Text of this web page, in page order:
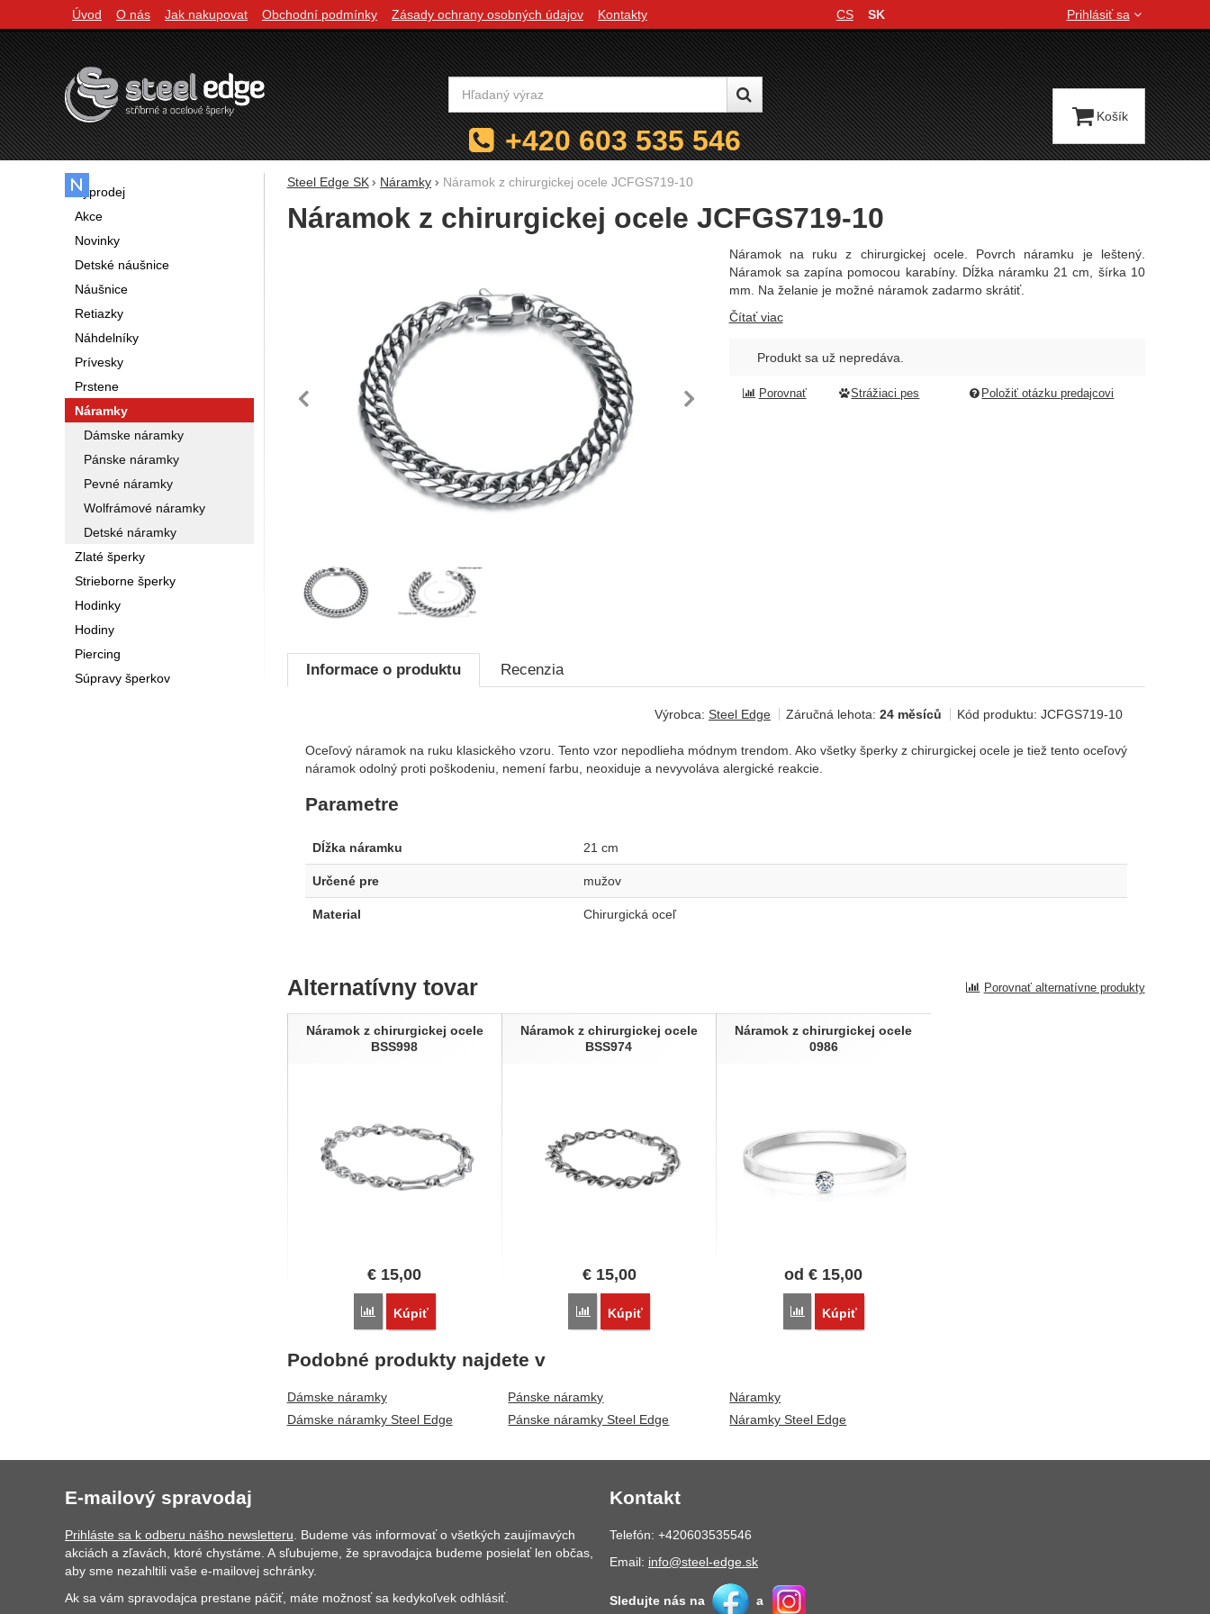
Steel Edge SK Náramky Náramok z chirurgickej ocele JCFGS719-10
Náramok z chirurgickej ocele JCFGS719-10
predchádzajúca nasledujúci
Fotografie
Náramok na ruku z chirurgickej ocele. Povrch náramku je leštený.
Náramok sa zapína pomocou karabíny. Dĺžka náramku 21 cm, šírka 10
mm. Na želanie je možné náramok zadarmo skrátiť.
Čítať viac
Produkt sa už nepredáva.
Porovnať Strážiaci pes Položiť otázku predajcovi
Informace o produktu Recenzia
Výrobca: Steel Edge Záručná lehota: 24 měsíců Kód produktu: JCFGS719-10
Oceľový náramok na ruku klasického vzoru. Tento vzor nepodlieha módnym trendom. Ako všetky šperky z chirurgickej ocele je tiež tento oceľový
náramok odolný proti poškodeniu, nemení farbu, neoxiduje a nevyvoláva alergické reakcie.
Parametre
Dĺžka náramku 21 cm
Určené pre mužov
Material Chirurgická oceľ
Alternatívny tovar Porovnať alternatívne produkty
Náramok z chirurgickej ocele
BSS998
€ 15,00
Porovnať
Kúpiť
Náramok z chirurgickej ocele
BSS974
€15,00
Porovnať
Kúpiť
Náramok z chirurgickej ocele
0986
od€ 15,00
Porovnať
Kúpiť
Podobné produkty najdete v
Dámske náramky
Dámske náramky Steel Edge
Pánske náramky
Pánske náramky Steel Edge
Náramky
Náramky Steel Edge
Výprodej
Akce
Novinky
Detské náušnice
Náušnice
Retiazky
Náhdelníky
Prívesky
Prstene
Náramky
Dámske náramky
Pánske náramky
Pevné náramky
Wolfrámové náramky
Detské náramky
Zlaté šperky
Strieborne šperky
Hodinky
Hodiny
Piercing
Súpravy šperkov
Navigácia
Úvod O nás Jak nakupovat Obchodní podmínky Zásady ochrany osobných údajov Kontakty
Jazyková verzia
CS SK Prihlásiť sa
Vyhľadávanie
+420 603 535 546
Košík
E-mailový spravodaj
Prihláste sa k odberu nášho newsletteru. Budeme vás informovať o všetkých zaujímavých
akciách a zľavách, ktoré chystáme. A sľubujeme, že spravodajca budeme posielať len občas,
aby sme nezahltili vaše e-mailovej schránky.
Ak sa vám spravodajca prestane páčiť, máte možnosť sa kedykoľvek odhlásiť.
Kontakt
Telefón: +420603535546
Email: info@steel-edge.sk
Sledujte nás na a